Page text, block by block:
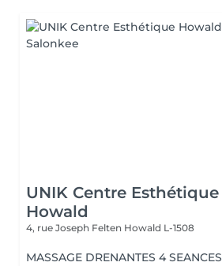
UNIK Centre Esthétique
Howald
4, rue Joseph Felten Howald L-1508
MASSAGE DRENANTES 4 SEANCES